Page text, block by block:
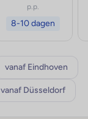
p.p.
8-10 dagen
vanaf Eindhoven
vanaf Düsseldorf